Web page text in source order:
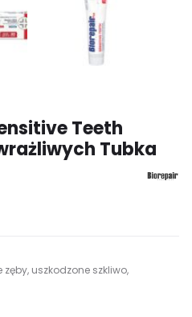
Teeth
Tubka
zęby, uszkodzone szkliwo,